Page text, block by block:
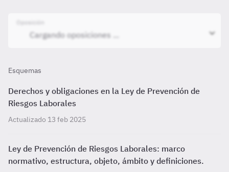
Oposición
Esquemas
Derechos y obligaciones en la Ley de Prevención de
Riesgos Laborales
Actualizado 13 feb 2025
Ley de Prevención de Riesgos Laborales: marco
normativo, estructura, objeto, ámbito y definiciones.